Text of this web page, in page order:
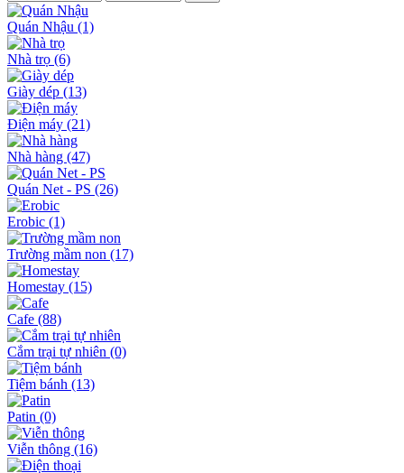
Quán Nhậu (1)
Nhà trọ (6)
Giày dép (13)
Điện máy (21)
Nhà hàng (47)
Quán Net - PS (26)
Erobic (1)
Trường mầm non (17)
Homestay (15)
Cafe (88)
Cắm trại tự nhiên (0)
Tiệm bánh (13)
Patin (0)
Viễn thông (16)